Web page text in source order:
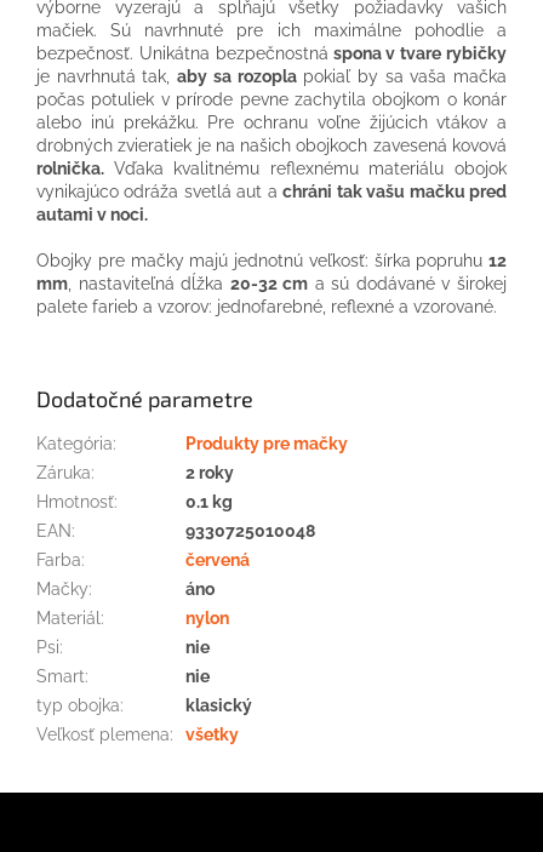
výborne vyzerajú a spĺňajú všetky požiadavky vašich
mačiek. Sú navrhnuté pre ich maximálne pohodlie a
bezpečnosť. Unikátna bezpečnostná spona v tvare rybičky
je navrhnutá tak,aby sa rozoplapokiaľ by sa vaša mačka
počas potuliek v prírode pevne zachytila obojkom o konár
alebo inú prekážku. Pre ochranu voľne žijúcich vtákov a
drobných zvieratiek je na našich obojkoch zavesená kovová
rolnička. Vďaka kvalitnému reflexnému materiálu obojok
vynikajúco odráža svetlá aut achráni tak vašu mačku pred
autami v noci.
Obojky pre mačky majú jednotnú veľkosť: šírka popruhu 12
mm , nastaviteľná dĺžka 20-32 cm a sú dodávané v širokej
palete farieb a vzorov: jednofarebné, reflexné a vzorované.
Dodatočné parametre
Kategória:
Produkty pre mačky
Záruka:
2 roky
Hmotnosť:
0.1 kg
EAN:
9330725010048
Farba:
červená
Mačky:
áno
Materiál :
nylon
Psi:
nie
Smart:
nie
typ obojka:
klasický
Veľkosť plemena: všetky